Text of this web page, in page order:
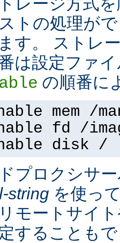
トの処理が
す。 ストレ
は設定ファ
の順番に
mem /
fd /
disk /
プロクシサ
string を使っ
モートサイ
することも